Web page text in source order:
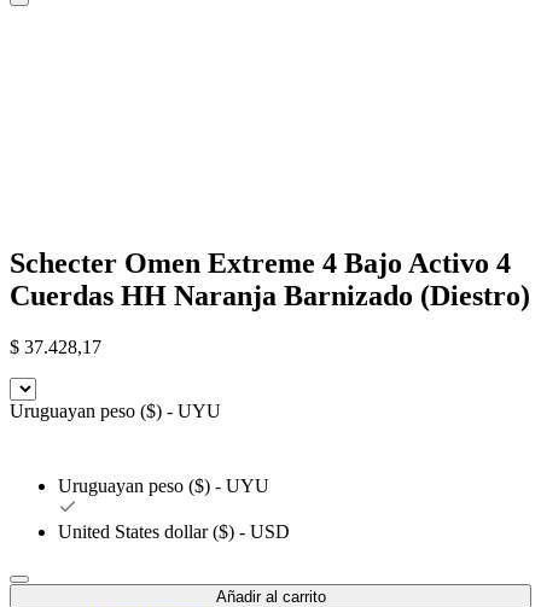
Schecter Omen Extreme 4 Bajo Activo 4
Cuerdas HH Naranja Barnizado (Diestro)
$ 37.428,17
Uruguayan peso ($) - UYU
Uruguayan peso ($) - UYU
United States dollar ($) - USD
Añadir al carrito